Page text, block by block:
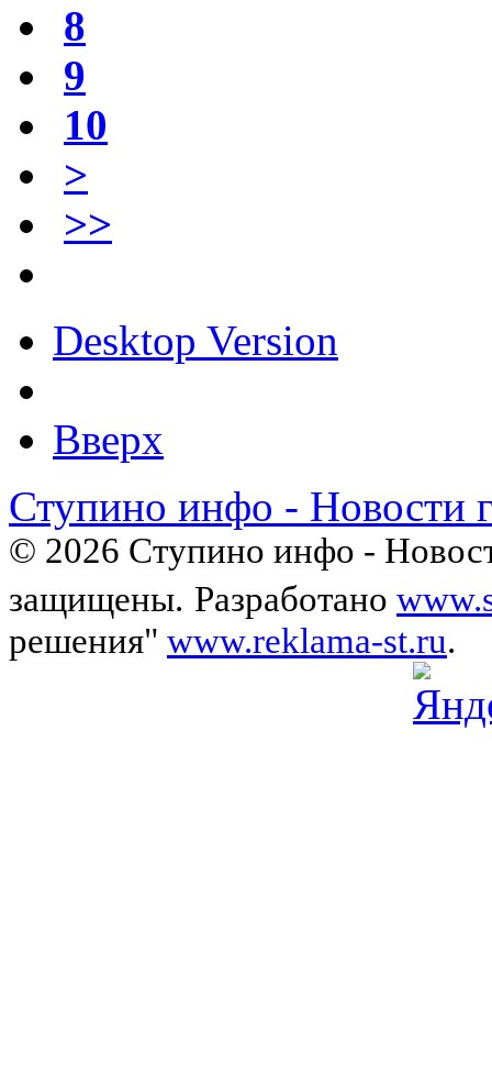
8
9
10
>
>>
Desktop Version
Вверх
Ступино инфо - Новости
© 2026 Ступино инфо -
защищены. Разработано
решения" www.reklama-st.ru.